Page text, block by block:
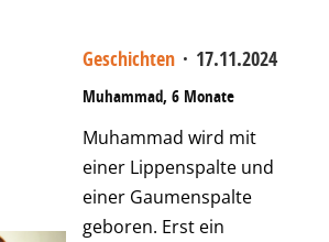
Geschichten · 17.11.2024
Muhammad, 6 Monate
Muhammad wird mit
einer Lippenspalte und
einer Gaumenspalte
geboren. Erst ein